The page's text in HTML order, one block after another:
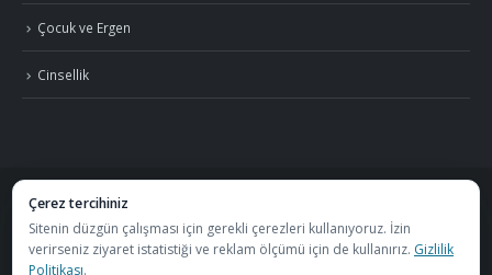
Çocuk ve Ergen
Cinsellik
©2026 Uzm. Psk. Kemal Özcan. Tüm hakları saklıdır. · Gizlilik Politikası ve KVKK
S.S.S.
Çerez tercihiniz
Sitenin düzgün çalışması için gerekli çerezleri kullanıyoruz. İzin
verirseniz ziyaret istatistiği ve reklam ölçümü için de kullanırız. Gizlilik
Politikası.